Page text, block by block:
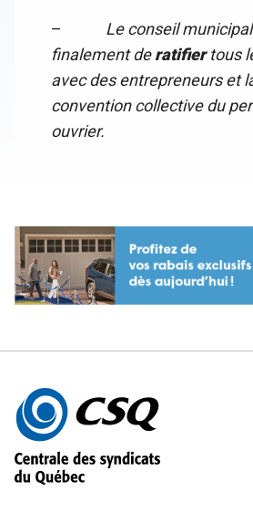
– Le conseil
finalement deratifiertous
avec des entrepreneurs et
convention collective du
ouvrier.
Autres
informations